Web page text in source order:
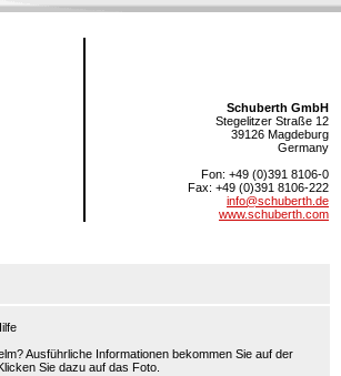
Schuberth GmbH
Stegelitzer Straße 12
39126 Magdeburg
Germany
Fon: +49 (0)391 8106-0
Fax: +49 (0)391 8106-222
info@schuberth.de
www.schuberth.com
Ausführliche Informationen bekommen Sie auf der
Sie dazu auf das Foto.